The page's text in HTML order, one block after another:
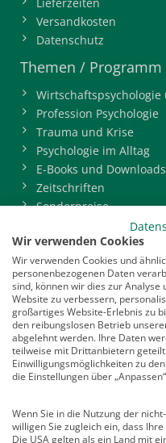
Versandkosten
Datenschutz
Themen / Programm
Wirtschaftspsychologie
Profession Psychologie
Trauma und Krise
Psychologie im Alltag
E-Books und Downloads
Zeitschriften
Sonderpreise
BDP-Mitgliederbereich
Service
Newsletter
Mediadaten
Infocenter
Veranstaltungen
Nachrichten
Abo kündigen
Vertrag widerrufen
Wir verwenden Cookies
Wir verwenden Cookies und
personenbezogenen Daten
sind, können wir dies zur
Website zu verbessern,
großartiges Website-Erlebnis zu
den reibungslosen Betrieb
abgelehnt werden. Ihre Daten
teilweise mit Drittanbietern
Einwilligungsmöglichkeiten zu
die Einstellungen über
Wenn Sie in die Nutzung der
willigen Sie zugleich ein, dass
Die USA gelten als ein Land mit